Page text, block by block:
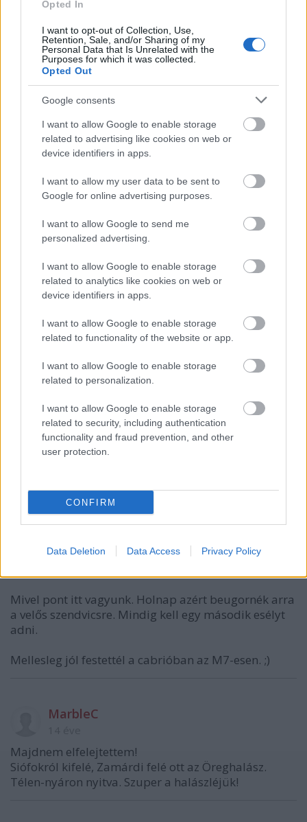
Opted In
I want to opt-out of Collection, Use,
Retention, Sale, and/or Sharing of my
Personal Data that Is Unrelated with the
Purposes for which it was collected.
Opted Out
Google consents
I want to allow Google to enable storage
related to advertising like cookies on web or
device identifiers in apps.
I want to allow my user data to be sent to
Google for online advertising purposes.
I want to allow Google to send me
personalized advertising.
I want to allow Google to enable storage
related to analytics like cookies on web or
device identifiers in apps.
I want to allow Google to enable storage
related to functionality of the website or app.
I want to allow Google to enable storage
related to personalization.
I want to allow Google to enable storage
related to security, including authentication
functionality and fraud prevention, and other
user protection.
CONFIRM
Data Deletion Data Access Privacy Policy
ny
14 éve
Szigliget, Bakos-vendéglő
kispolgar.freeblog.hu/archives/2008/10/05/Szindba
d_szelleme_Szigligeten/
Lacusru
14 éve
@Micuka: Kereken 7 őszt éltem meg a Balatonon.
Október 2. és 3. hete/hétvégéje mindig csodálatosan
hogy október elején el tudjon tölteni legalább egy
hosszú hétvégét a Balatonnál.
Szilveszterezni is érdemes valahol a tó közelében...
(ja, jut eszembe! senki sem fizet az őszi Balaton
MarbleC
14 éve
Azért a hatlépcsőssel voltak gondjaink. A tejfölös ubi
A barátom és a felesége is rántott pontyott rendelt,
de a felesége nem kapott.
nem mertem kihozni. 5 perc múlva jött a pincér
Mivel pont itt vagyunk. Holnap azért beugornék arra
a velős szendvicsre. Mindig kell egy második esélyt
adni.
Mellesleg jól festettél a cabrióban az M7-esen. ;)
MarbleC
Majdnem elfelejtettem!
Siófokról kifelé, Zamárdi felé ott az Öreghalász.
Télen-nyáron nyitva. Szuper a halászléjük!